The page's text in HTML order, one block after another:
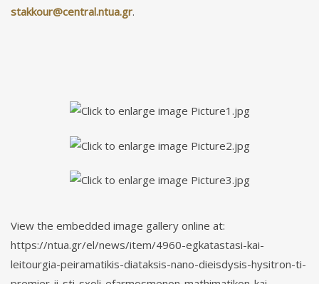
.
View the embedded image gallery online at:
https://ntua.gr/el/news/item/4960-egkatastasi-kai-
leitourgia-peiramatikis-diataksis-nano-dieisdysis-hysitron-ti-